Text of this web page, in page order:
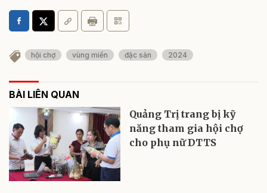
hội chợ vùng miền đặc sản 2024
BÀI LIÊN QUAN
Quảng Trị trang bị kỹ
năng tham gia hội chợ
cho phụ nữ DTTS